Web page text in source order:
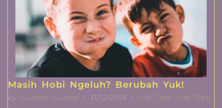
Masih Hobi Ngeluh? Berubah Yuk!
by Rumah Curhat | 31/12/2018 | Life Tips, Life Tips